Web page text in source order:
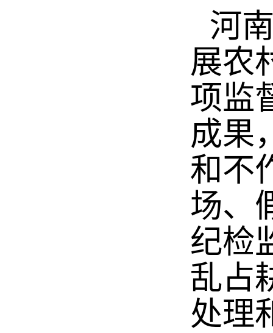
河
展农
项监
成果
和不
场、
纪检
乱占
处理